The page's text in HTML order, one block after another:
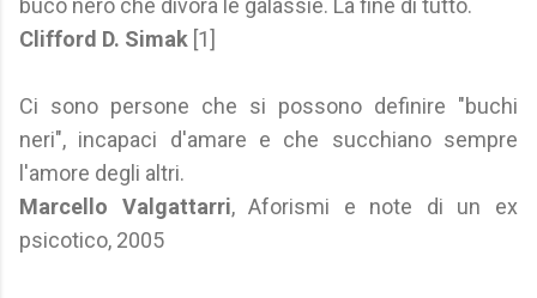
buco nero che divora le galassie. La fine di tutto.
Clifford D. Simak [1]
Ci sono persone che si possono definire "buchi
neri", incapaci d'amare e che succhiano sempre
l'amore degli altri.
Marcello Valgattarri, Aforismi e note di un ex
psicotico, 2005